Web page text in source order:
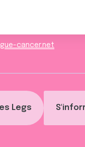
Legs
cancer.net